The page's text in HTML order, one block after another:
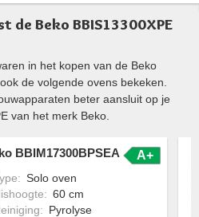
de Beko BBIS13300XPE
in het kopen van de Beko
de volgende ovens bekeken.
beter aansluit op je
van het merk Beko.
BBIM17300BPSEA A+
: Solo oven
: 60 cm
: Pyrolyse